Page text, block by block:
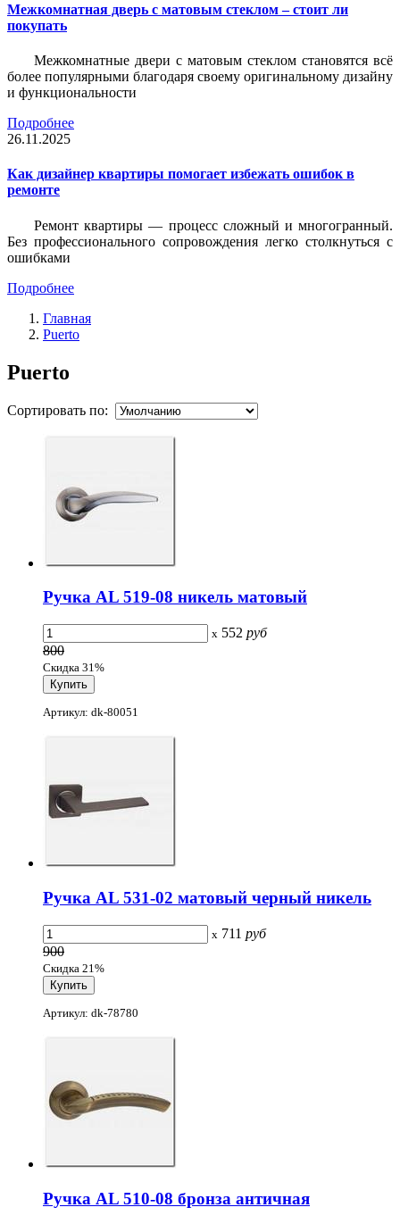
Межкомнатная дверь с матовым стеклом – стоит ли
покупать
Межкомнатные двери с матовым стеклом становятся всё
более популярными благодаря своему оригинальному дизайну
и функциональности
Подробнее
26.11.2025
Как дизайнер квартиры помогает избежать ошибок в
ремонте
Ремонт квартиры — процесс сложный и многогранный.
Без профессионального сопровождения легко столкнуться с
ошибками
Подробнее
Главная
Puerto
Puerto
Сортировать по:
Ручка AL 519-08 никель матовый
x 552 руб
800
Скидка 31%
Артикул: dk-80051
Ручка AL 531-02 матовый черный никель
x 711 руб
900
Скидка 21%
Артикул: dk-78780
Ручка AL 510-08 бронза античная